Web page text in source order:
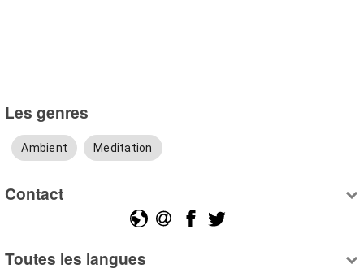
Les genres
Ambient Meditation
Contact
Toutes les langues